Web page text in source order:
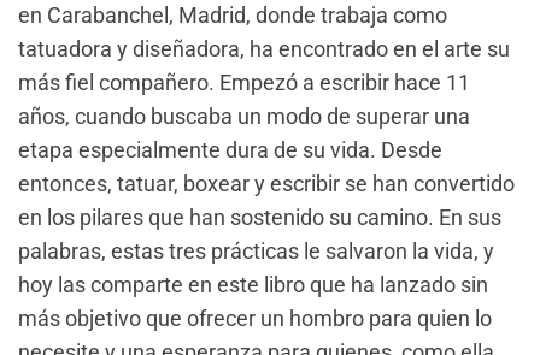
en Carabanchel, Madrid, donde trabaja como
tatuadora y diseñadora, ha encontrado en el arte su
más fiel compañero. Empezó a escribir hace 11
años, cuando buscaba un modo de superar una
etapa especialmente dura de su vida. Desde
entonces, tatuar, boxear y escribir se han convertido
en los pilares que han sostenido su camino. En sus
palabras, estas tres prácticas le salvaron la vida, y
hoy las comparte en este libro que ha lanzado sin
más objetivo que ofrecer un hombro para quien lo